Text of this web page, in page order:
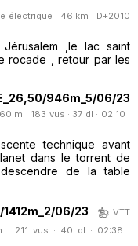
électrique · 46 km · D+2010
,le lac saint
rocade , retour par les
946m_5/06/23
m · 183 vus · 37 dl · 02:10 ·
technique avant
dans le torrent de
de la table
06/23
VTT
211 vus · 40 dl · 02:38 ·